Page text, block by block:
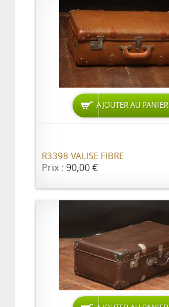
AJOUTER AU PANIER
R3398 VALISE FIBRE
Prix : 90,00 €